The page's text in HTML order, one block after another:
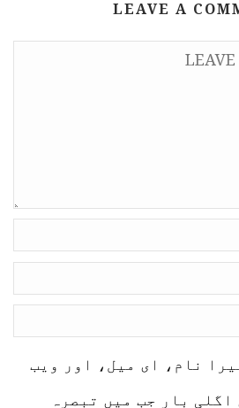
LEAVE A
نام، ای میل، اور ویب
بار جب میں تبصرہ